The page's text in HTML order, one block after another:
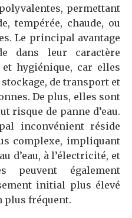
permettant
tempérée, chaude, ou
Le principal avantage
dans leur caractère
et hygiénique, car elles
de transport et
De plus, elles sont
risque de panne d’eau.
inconvénient réside
complexe, impliquant
d’eau, à l’électricité, et
peuvent également
initial plus élevé
plus fréquent.